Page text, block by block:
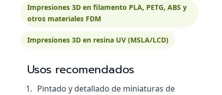
Impresiones 3D en filamento PLA, PETG, ABS y
otros materiales FDM
Impresiones 3D en resina UV (MSLA/LCD)
Usos recomendados
Pintado y detallado de miniaturas de